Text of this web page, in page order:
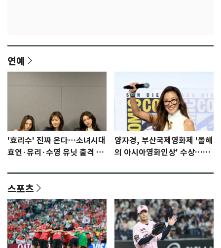
연예
'효리수' 진짜 온다…소녀시대
효연·유리·수영 유닛 출격 [N
양자경, 부산국제영화제 '올해
의 아시아영화인상' 수상…15
스포츠